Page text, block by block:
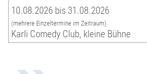
10.08.2026 bis 31.08.2026
(mehrere Einzeltermine im Zeitraum)
Karli Comedy Club, kleine Bühne